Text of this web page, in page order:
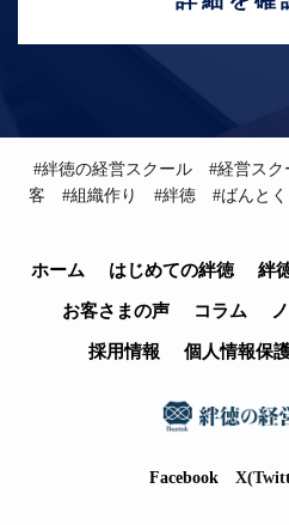
#絆徳の経営スクール #経営ス
客 #組織作り #絆徳 #ばんと
ホーム はじめての絆徳 絆
お客さまの声 コラム
採用情報 個人情報保
Facebook